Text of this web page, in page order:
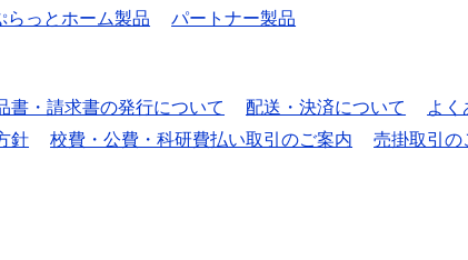
らっとホーム製品 パートナー製品
書・請求書の発行について 配送・決済について
よく
針 校費・公費・科研費払い取引のご案内 売掛取引の